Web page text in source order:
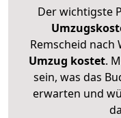
Der wichtigste
Remscheid nach
Umzug kostet.
sein, was das
erwarten und